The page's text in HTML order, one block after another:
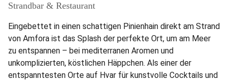
Strandbar & Restaurant
Eingebettet in einen schattigen Pinienhain direkt am Strand
von Amfora ist das Splash der perfekte Ort, um am Meer
zu entspannen – bei mediterranen Aromen und
unkomplizierten, köstlichen Häppchen. Als einer der
entspanntesten Orte auf Hvar für kunstvolle Cocktails und